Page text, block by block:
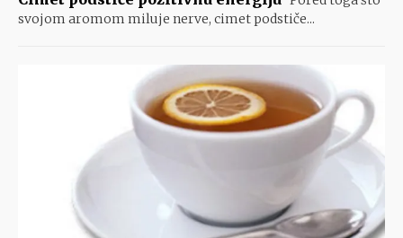
svojom aromom miluje nerve, cimet podstiče...